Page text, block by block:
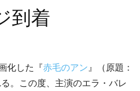
到着
化した『赤毛のアン 』（原題：
。この度、主演のエラ・バレ